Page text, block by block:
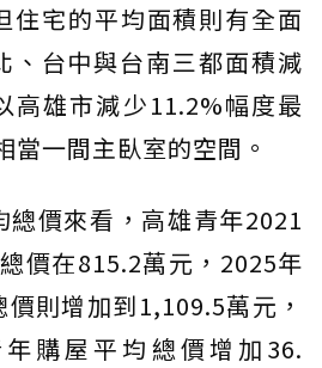
住宅的平均面積則有全面
、台中與台南三都面積減
高雄市減少11.2%幅度最
當一間主臥室的空間。
總價來看，高雄青年2021
價在815.2萬元，2025年
則增加到1,109.5萬元，
購屋平均總價增加36.